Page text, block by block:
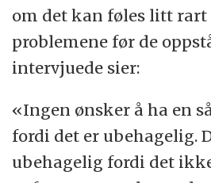
om det kan føles litt rart
problemene før de
intervjuede sier:
«Ingen ønsker å ha en
fordi det er ubehagelig.
ubehagelig fordi det